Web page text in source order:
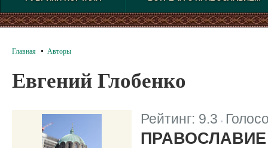
Главная Авторы
Евгений Глобенко
Рейтинг: 9.3